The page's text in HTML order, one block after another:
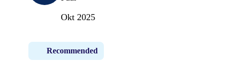
Okt 2025
Recommended